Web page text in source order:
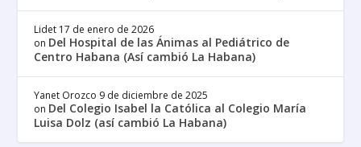
Lidet 17 de enero de 2026
on Del Hospital de las Ánimas al Pediátrico de
Centro Habana (Así cambió La Habana)
Yanet Orozco 9 de diciembre de 2025
on Del Colegio Isabel la Católica al Colegio María
Luisa Dolz (así cambió La Habana)